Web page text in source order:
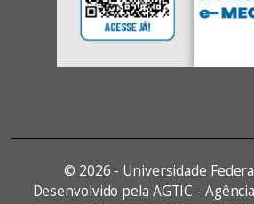
© 2026 - Universidade
Desenvolvido pela AGTIC -